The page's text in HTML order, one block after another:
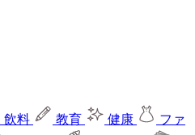
飲料 教育 健康
ファ